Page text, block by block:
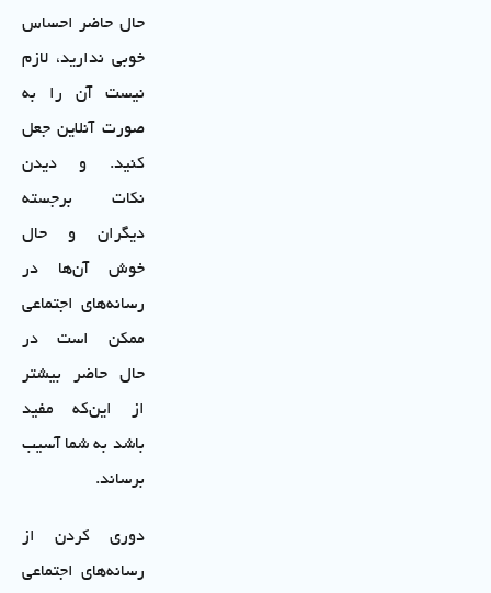
حال حاضر احساس
خوبی ندارید، لازم
نیست آن را به
صورت آنلاین جعل
کنید. و دیدن
نکات برجسته
دیگران و حال
خوش آن‌ها در
رسانه‌های اجتماعی
ممکن است در
حال حاضر بیشتر
از این‌که مفید
باشد به شما آسیب
برساند.
دوری کردن از
رسانه‌های اجتماعی